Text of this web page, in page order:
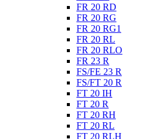
FR 20 RD
FR 20 RG
FR 20 RG1
FR 20 RL
FR 20 RLO
FR 23 R
FS/FE 23 R
FS/FT 20 R
FT 20 IH
FT 20 R
FT 20 RH
FT 20 RL
FT 20 RLH